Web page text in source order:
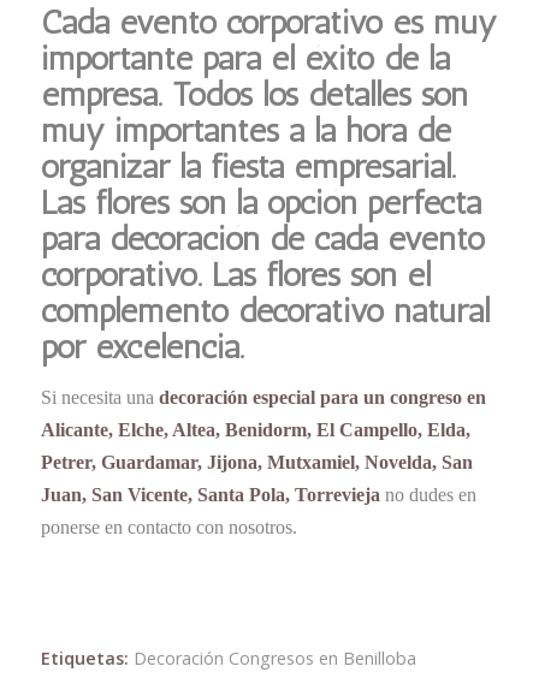
Cada evento corporativo es muy
importante para el éxito de la
empresa. Todos los detalles son
muy importantes a la hora de
organizar la fiesta empresarial.
Las flores son la opción perfecta
para decoración de cada evento
corporativo. Las flores son el
complemento decorativo natural
por excelencia.
Si necesita una decoración especial para un congreso en
Alicante, Elche, Altea, Benidorm, El Campello, Elda,
Petrer, Guardamar, Jijona, Mutxamiel, Novelda, San
Juan, San Vicente, Santa Pola, Torrevieja no dudes en
ponerse en contacto con nosotros.
Etiquetas: Decoración Congresos en Benilloba